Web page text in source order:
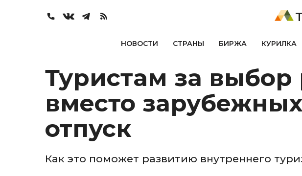
НОВОСТИ СТРАНЫ БИРЖА КУРИЛКА
Туристам за выбор
вместо
отпуск
Как это поможет развитию внутреннего